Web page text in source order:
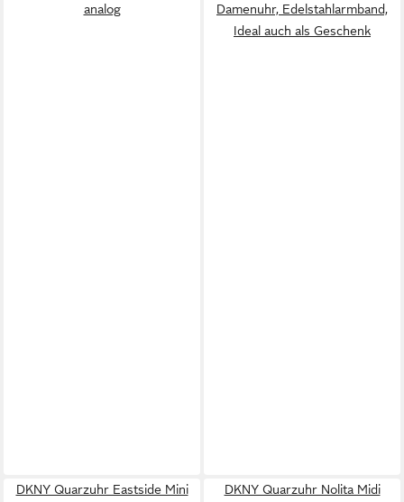
analog
Damenuhr, Edelstahlarmband,
Ideal auch als Geschenk
DKNY Quarzuhr Eastside Mini
DKNY Quarzuhr Nolita Midi